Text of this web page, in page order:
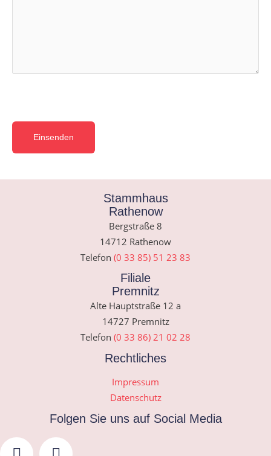
Stammhaus
Rathenow
Bergstraße 8
14712 Rathenow
Telefon (0 33 85) 51 23 83
Filiale
Premnitz
Alte Hauptstraße 12 a
14727 Premnitz
Telefon (0 33 86) 21 02 28
Rechtliches
Impressum
Datenschutz
Folgen Sie uns auf Social Media